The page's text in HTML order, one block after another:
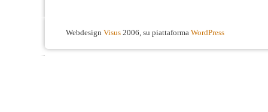
Webdesign Visus 2006, su piattaforma WordPress